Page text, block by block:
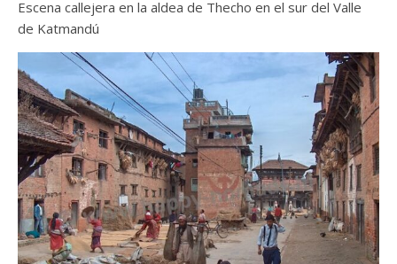
Escena callejera en la aldea de Thecho en el sur del Valle
de Katmandú